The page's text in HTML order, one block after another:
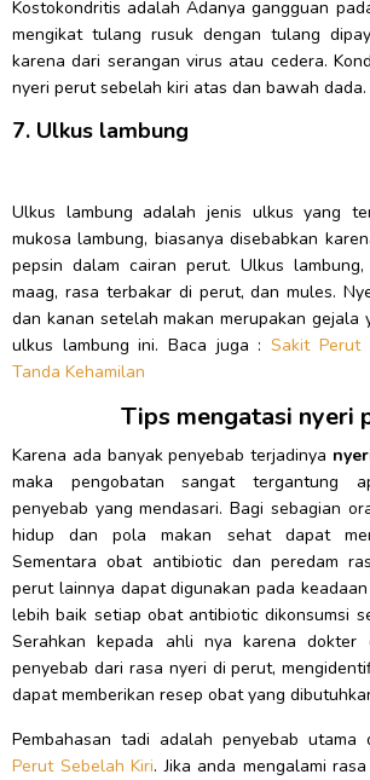
Kostokondritis adalah Adanya gangguan
mengikat tulang rusuk dengan tulang
karena dari serangan virus atau cedera.
nyeri perut sebelah kiri atas dan bawah dada.
7. Ulkus lambung
Ulkus lambung adalah jenis ulkus yang
mukosa lambung, biasanya disebabkan
pepsin dalam cairan perut. Ulkus
maag, rasa terbakar di perut, dan mules.
dan kanan setelah makan merupakan gejala
ulkus lambung ini. Baca juga :Sakit Perut
Tanda Kehamilan
Tips mengatasi nyeri
Karena ada banyak penyebab terjadinya
maka pengobatan sangat tergantung
penyebab yang mendasari. Bagi sebagian
hidup dan pola makan sehat dapat
Sementara obat antibiotic dan peredam
perut lainnya dapat digunakan pada
lebih baik setiap obat antibiotic dikonsumsi
Serahkan kepada ahli nya karena dokter
penyebab dari rasa nyeri di perut,
dapat memberikan resep obat yang
Pembahasan tadi adalah penyebab utama
Perut Sebelah Kiri. Jika anda mengalami